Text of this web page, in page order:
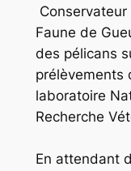
Faune de
des pélicans
prélèvements
laboratoire
Recherche
En attendant